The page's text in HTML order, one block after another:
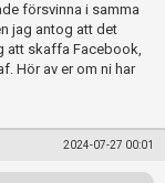
försvinna i samma
jag antog att det
att skaffa Facebook,
Hör av er om ni har
2024-07-27 00:01